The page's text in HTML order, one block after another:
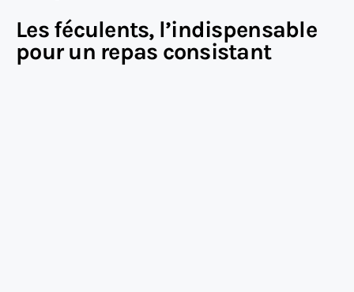
Les féculents, l’indispensable
pour un repas consistant